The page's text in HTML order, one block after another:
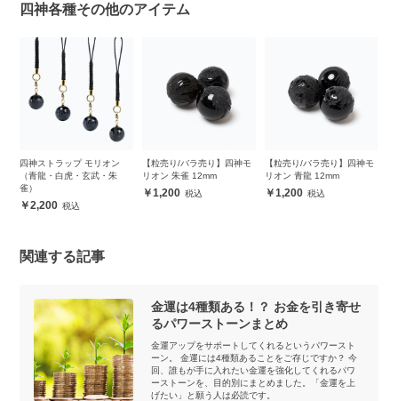
四神各種その他のアイテム
四神ストラップ モリオン
（青龍・白虎・玄武・朱
雀）
2,200
【粒売り/バラ売り】四神モ
リオン 朱雀 12mm
1,200
【粒売り/バラ売り】四神モ
リオン 青龍 12mm
1,200
関連する記事
金運は4種類ある！？ お金を引き寄せ
るパワーストーンまとめ
金運アップをサポートしてくれるというパワースト
ーン。 金運には4種類あることをご存じですか？ 今
回、誰もが手に入れたい金運を強化してくれるパワ
ーストーンを、目的別にまとめました。「金運を上
げたい」と願う人は必読です。